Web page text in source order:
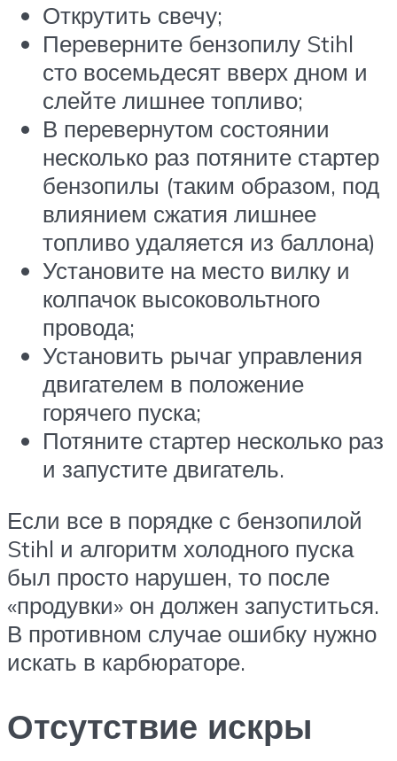
Открутить свечу;
Переверните бензопилу Stihl
сто восемьдесят вверх дном и
слейте лишнее топливо;
В перевернутом состоянии
несколько раз потяните стартер
бензопилы (таким образом, под
влиянием сжатия лишнее
топливо удаляется из баллона)
Установите на место вилку и
колпачок высоковольтного
провода;
Установить рычаг управления
двигателем в положение
горячего пуска;
Потяните стартер несколько раз
и запустите двигатель.
Если все в порядке с бензопилой
Stihl и алгоритм холодного пуска
был просто нарушен, то после
«продувки» он должен запуститься.
В противном случае ошибку нужно
искать в карбюраторе.
Отсутствие искры